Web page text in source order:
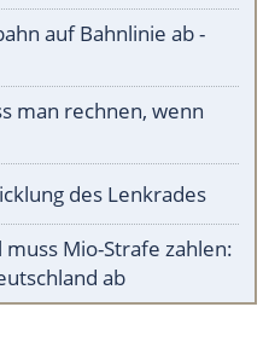
auf Bahnlinie ab -
man rechnen, wenn
des Lenkrades
Mio-Strafe zahlen:
ab